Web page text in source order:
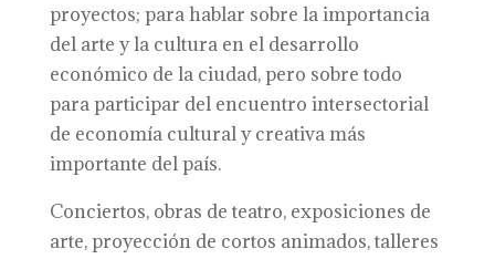
proyectos; para hablar sobre la importancia
del arte y la cultura en el desarrollo
económico de la ciudad, pero sobre todo
para participar del encuentro intersectorial
de economía cultural y creativa más
importante del país.
Conciertos, obras de teatro, exposiciones de
arte, proyección de cortos animados, talleres